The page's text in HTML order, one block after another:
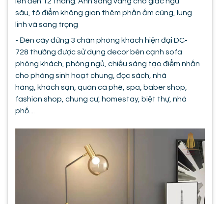
sâu, tô điểm không gian thêm phần ấm cúng, lung
linh và sang trọng
- Đèn cây đứng 3 chân phòng khách hiện đại DC-
728 thường được sử dụng decor bên cạnh sofa
phòng khách, phòng ngủ, chiếu sáng tạo điểm nhấn
cho phòng sinh hoạt chung, đọc sách, nhà
hàng, khách sạn, quán cà phê, spa, baber shop,
fashion shop, chung cư, homestay, biệt thự, nhà
phố....